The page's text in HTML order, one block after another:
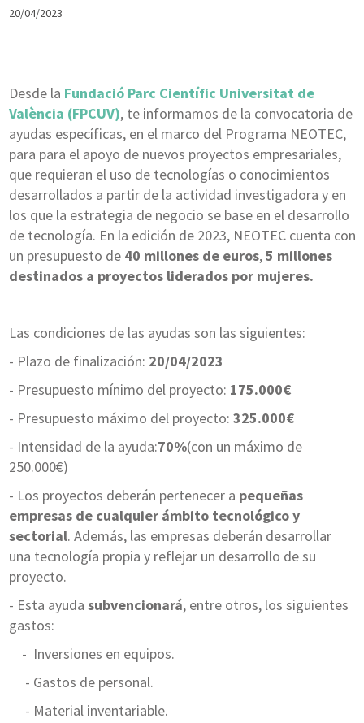
20/04/2023
Desde la Fundació Parc Científic Universitat de
València (FPCUV), te informamos de la convocatoria de
ayudas específicas, en el marco del Programa NEOTEC,
para para el apoyo de nuevos proyectos empresariales,
que requieran el uso de tecnologías o conocimientos
desarrollados a partir de la actividad investigadora y en
los que la estrategia de negocio se base en el desarrollo
de tecnología. En la edición de 2023, NEOTEC cuenta con
un presupuesto de 40 millones de euros,5 millones
destinados a proyectos liderados por mujeres.
Las condiciones de las ayudas son las siguientes:
- Plazo de finalización: 20/04/2023
- Presupuesto mínimo del proyecto: 175.000€
- Presupuesto máximo del proyecto: 325.000€
- Intensidad de la ayuda:70%(con un máximo de
250.000€)
- Los proyectos deberán pertenecer a pequeñas
empresas de cualquier ámbito tecnológico y
sectorial. Además, las empresas deberán desarrollar
una tecnología propia y reflejar un desarrollo de su
proyecto.
- Esta ayuda subvencionará, entre otros, los siguientes
gastos:
- Inversiones en equipos.
- Gastos de personal.
- Material inventariable.